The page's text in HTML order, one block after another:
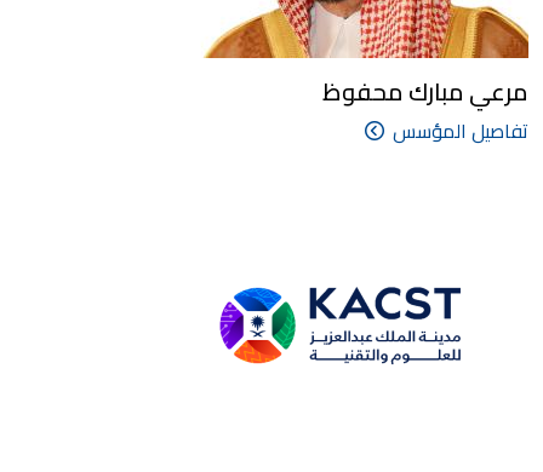
مرعي مبارك محفوظ
تفاصيل المؤسس